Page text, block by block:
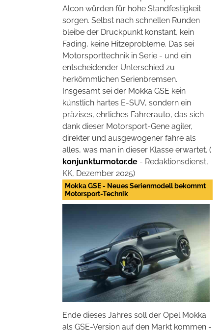
Alcon würden für hohe Standfestigkeit
sorgen. Selbst nach schnellen Runden
bleibe der Druckpunkt konstant, kein
Fading, keine Hitzeprobleme. Das sei
Motorsporttechnik in Serie - und ein
entscheidender Unterschied zu
herkömmlichen Serienbremsen.
Insgesamt sei der Mokka GSE kein
künstlich hartes E-SUV, sondern ein
präzises, ehrliches Fahrerauto, das sich
dank dieser Motorsport-Gene agiler,
direkter und ausgewogener fahre als
alles, was man in dieser Klasse erwartet. (
konjunkturmotor.de - Redaktionsdienst,
KK, Dezember 2025)
Mokka GSE - Neues Serienmodell bekommt
Motorsport-Technik
Ende dieses Jahres soll der Opel Mokka
als GSE-Version auf den Markt kommen -